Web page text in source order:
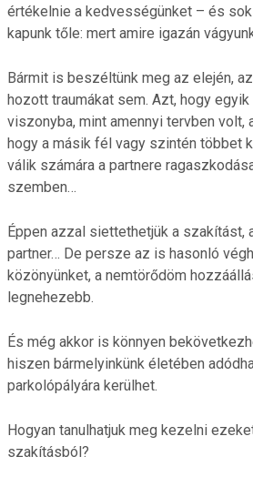
értékelnie a kedvességünket – és
kapunk tőle: mert amire igazán
Bármit is beszéltünk meg az elején,
hozott traumákat sem. Azt, hogy
viszonyba, mint amennyi tervben
hogy a másik fél vagy szintén többet
válik számára a partnere
szemben…
Éppen azzal siettethetjük a szakítást,
partner… De persze az is hasonló
közönyünket, a nemtörődöm
legnehezebb.
És még akkor is könnyen
hiszen bármelyinkünk életében
parkolópályára kerülhet.
Hogyan tanulhatjuk meg kezelni
szakításból?